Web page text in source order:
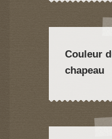
Couleur
chapeau